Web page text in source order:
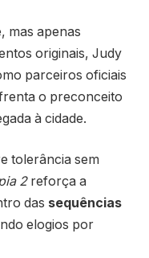
mas apenas
originais, Judy
parceiros oficiais
o preconceito
à cidade.
tolerância sem
2reforça a
das sequências
elogios por